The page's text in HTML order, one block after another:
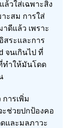
ล้วใส่เฉพาะสิ่ง
ะสม การใส่
ดีแล้ว เพราะ
สระและการ
จนเกินไป ที่
ทำให้มันโดด
การเพิ่ม
ะช่วยปกป้องคอ
และมลภาวะ